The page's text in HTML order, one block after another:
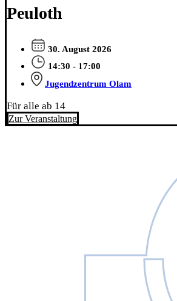
Peuloth
30. August 2026
14:30 - 17:00
Jugendzentrum Olam
Für alle ab 14
Zur Veranstaltung